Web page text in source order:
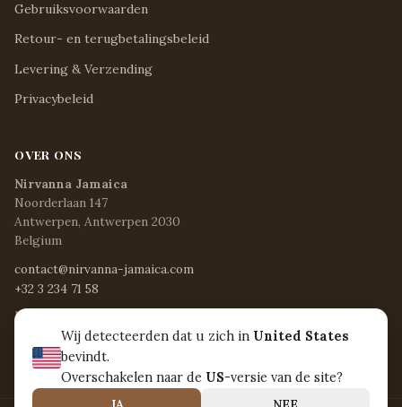
Wij detecteerden dat u zich in United States
bevindt.
Overschakelen naar de US-versie van de site?
Gebruiksvoorwaarden
Retour- en terugbetalingsbeleid
Levering & Verzending
Privacybeleid
OVER ONS
Nirvanna Jamaica
Noorderlaan 147
Antwerpen, Antwerpen 2030
Belgium
contact@nirvanna-jamaica.com
+32 3 234 71 58
Ma - Vr / 8:15 - 17:00
Za / 8:30 - 12:30
Zon & feestdagen / Gesloten